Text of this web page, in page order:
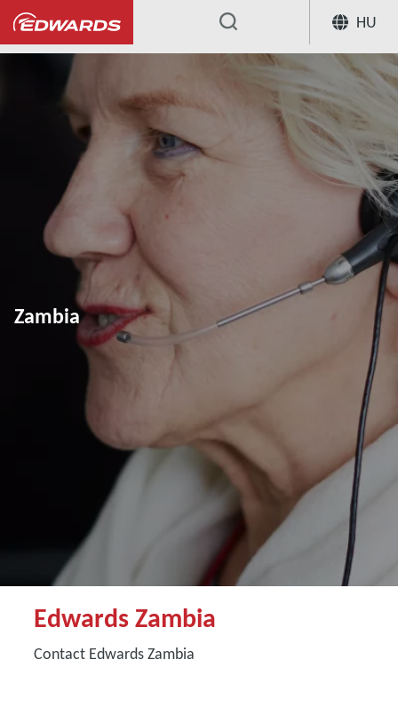
HU
...
Zambia
Edwards Zambia
Contact Edwards Zambia